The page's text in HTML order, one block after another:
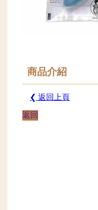
商品介紹
❮ 返回上頁
返回